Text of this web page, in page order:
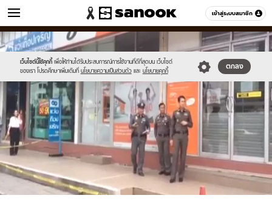
เข้าสู่ระบบสมาชิก
ข่าว หมวดอื่นๆ
เว็บไซต์นี้ใช้คุกกี้ เพื่อให้ท่านได้รับประสบการณ์การใช้งานที่ดีที่สุดบน เว็บไซต์
ของเรา โปรดศึกษาเพิ่มเติมที่ นโยบายความเป็นส่วนตัว และ นโยบายคุกกี้
ตกลง
Sanook
//s.isanook.com/sr/0/images/logo-
new-
sanook.png
600
60
//s.isanook.com/ns/0/ud/371/1856370/642367-
01.jpg